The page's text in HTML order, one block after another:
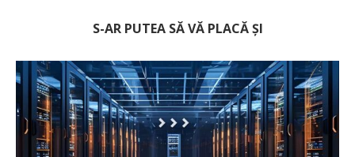
S-AR PUTEA SĂ VĂ PLACĂ ȘI